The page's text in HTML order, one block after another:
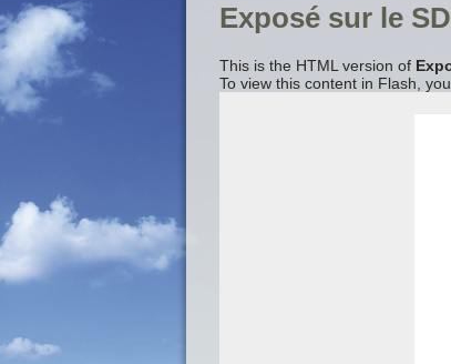
Exposé sur le
This is the HTML version of
To view this content in Flash,